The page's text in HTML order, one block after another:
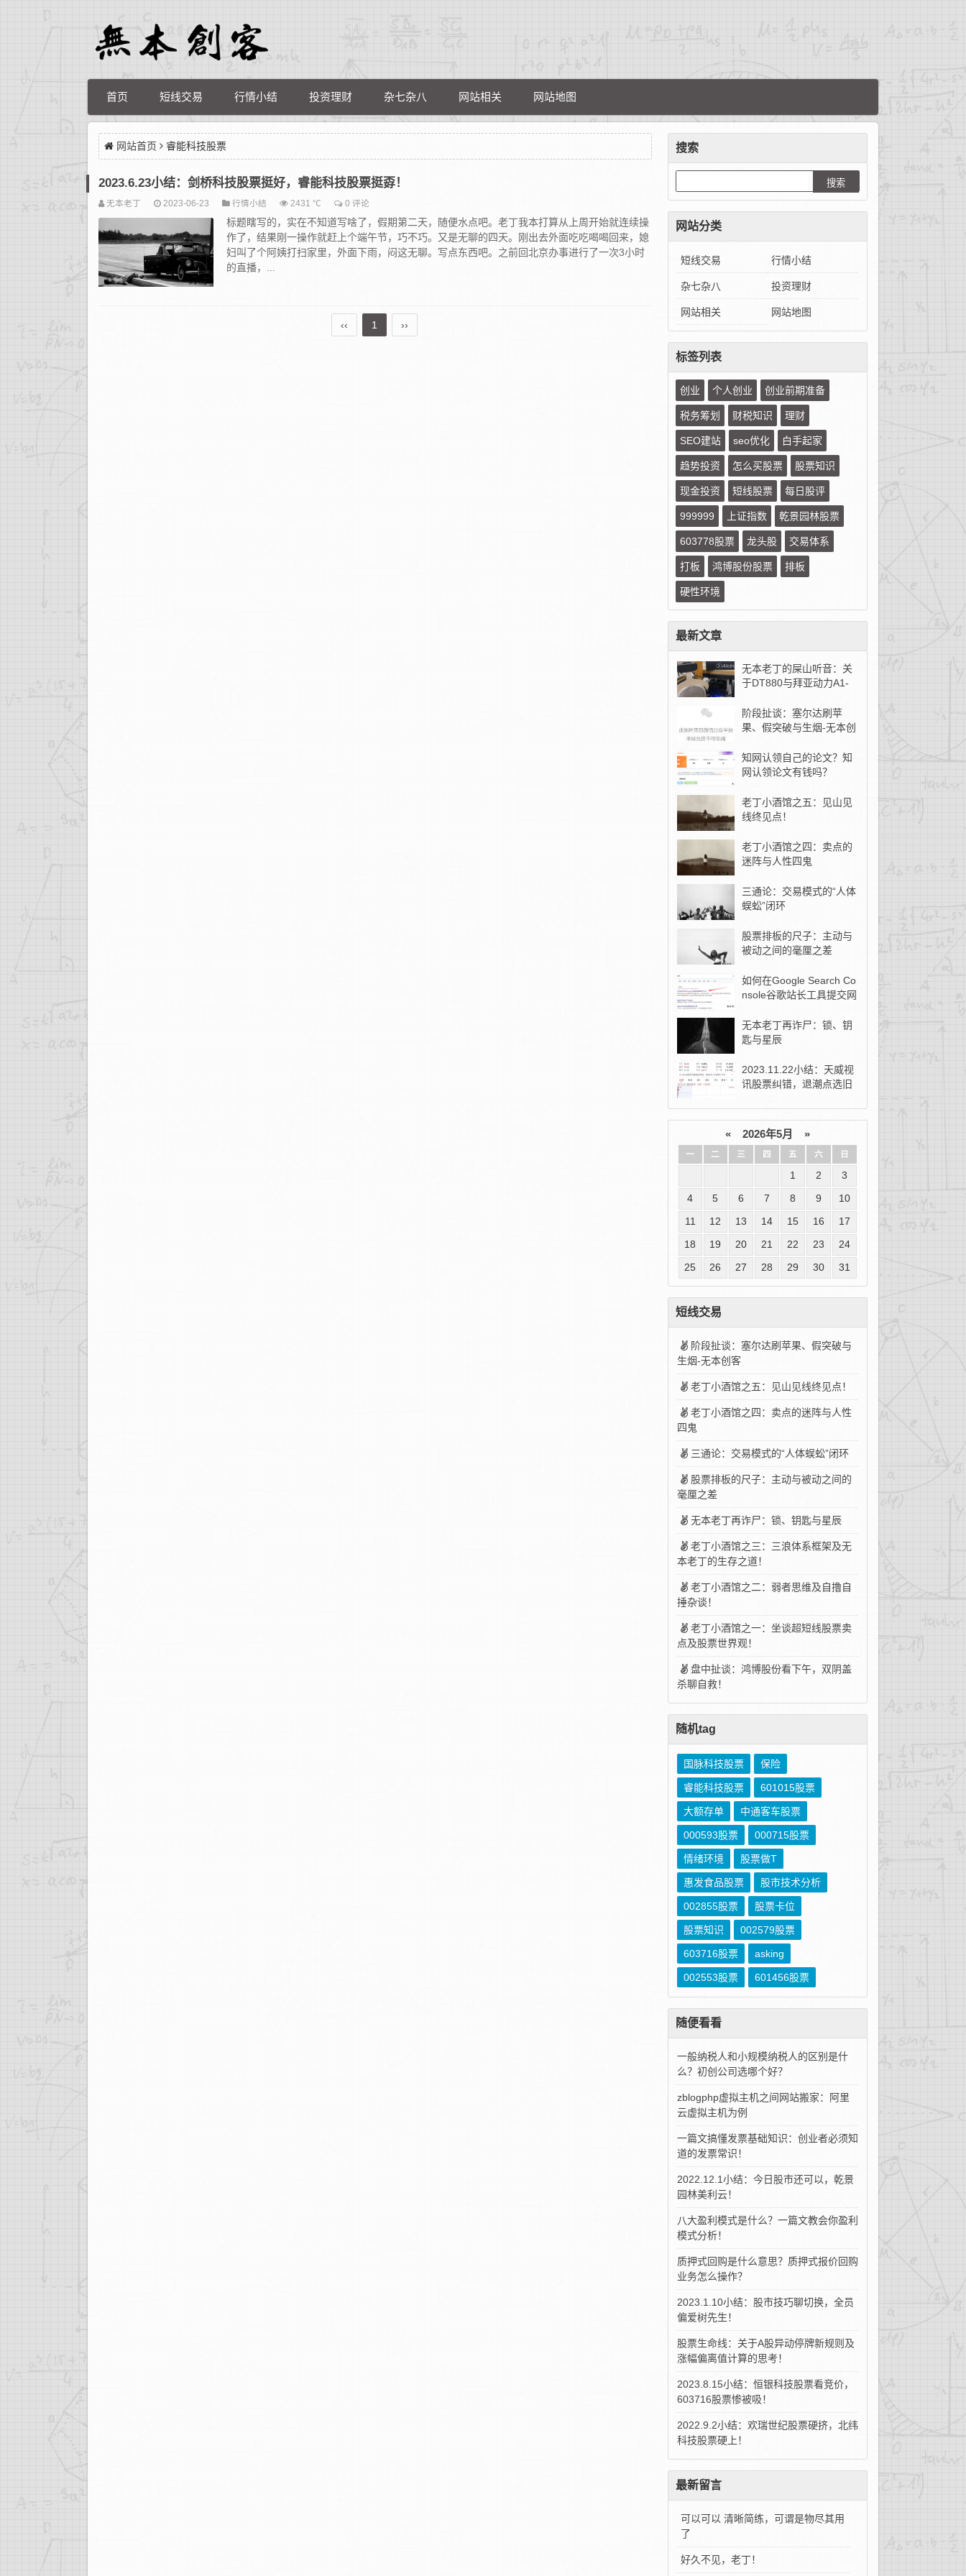
首页 短线交易 行情小结 投资理财 杂七杂八 网站相关 网站地图
网站首页 睿能科技股票
2023.6.23小结：剑桥科技股票挺好，睿能科技股票挺孬！
无本老丁 2023-06-23 行情小结 2431 ℃ 0 评论
标题瞎写的，实在不知道写啥了，假期第二天，随便水点吧。老丁我本打算从上周开始就连续操
作了，结果刚一操作就赶上个端午节，巧不巧。又是无聊的四天。刚出去外面吃吃喝喝回来，媳
妇叫了个阿姨打扫家里，外面下雨，闷这无聊。写点东西吧。之前回北京办事进行了一次3小时
的直播，...
‹‹ 1 ››
搜索
网站分类
短线交易 行情小结
杂七杂八 投资理财
网站相关 网站地图
标签列表
创业 个人创业 创业前期准备
税务筹划 财税知识 理财
SEO建站 seo优化 白手起家
趋势投资 怎么买股票 股票知识
现金投资 短线股票 每日股评
999999 上证指数 乾景园林股票
603778股票 龙头股 交易体系
打板 鸿博股份股票 排板
硬性环境
最新文章
无本老丁的屎山听音：关
于DT880与拜亚动力A1-
阶段扯谈：塞尔达刷苹
果、假突破与生烟-无本创
知网认领自己的论文？知
网认领论文有钱吗？
老丁小酒馆之五：见山见
线终见点！
老丁小酒馆之四：卖点的
迷阵与人性四鬼
三通论：交易模式的“人体
蜈蚣”闭环
股票排板的尺子：主动与
被动之间的毫厘之差
如何在Google Search Co
nsole谷歌站长工具提交网
无本老丁再诈尸：锁、钥
匙与星辰
2023.11.22小结：天威视
讯股票纠错，退潮点选旧
« 2026年5月 »
一 二 三 四 五 六 日
1 2
3
4
5 6 7 8 9
10
11
12 13 14 15 16
17
18
19 20 21 22 23
24
25
26 27 28 29 30 31
短线交易
阶段扯谈：塞尔达刷苹果、假突破与
生烟-无本创客
老丁小酒馆之五：见山见线终见点！
老丁小酒馆之四：卖点的迷阵与人性
四鬼
三通论：交易模式的“人体蜈蚣”闭环
股票排板的尺子：主动与被动之间的
毫厘之差
无本老丁再诈尸：锁、钥匙与星辰
老丁小酒馆之三：三浪体系框架及无
本老丁的生存之道！
老丁小酒馆之二：弱者思维及自撸自
捶杂谈！
老丁小酒馆之一：坐谈超短线股票卖
点及股票世界观！
盘中扯谈：鸿博股份看下午，双阴盖
杀聊自救！
随机tag
国脉科技股票 保险
睿能科技股票 601015股票
大额存单 中通客车股票
000593股票 000715股票
情绪环境 股票做T
惠发食品股票 股市技术分析
002855股票 股票卡位
股票知识 002579股票
603716股票 asking
002553股票 601456股票
随便看看
一般纳税人和小规模纳税人的区别是什
么？初创公司选哪个好？
zblogphp虚拟主机之间网站搬家：阿里
云虚拟主机为例
一篇文搞懂发票基础知识：创业者必须知
道的发票常识！
2022.12.1小结：今日股市还可以，乾景
园林美利云！
八大盈利模式是什么？一篇文教会你盈利
模式分析！
质押式回购是什么意思？质押式报价回购
业务怎么操作？
2023.1.10小结：股市技巧聊切换，全员
偏爱树先生！
股票生命线：关于A股异动停牌新规则及
涨幅偏离值计算的思考！
2023.8.15小结：恒银科技股票看竞价，
603716股票惨被吸！
2022.9.2小结：欢瑞世纪股票硬挤，北纬
科技股票硬上！
最新留言
可以可以 清晰简练，可谓是物尽其用
了
好久不见，老丁！